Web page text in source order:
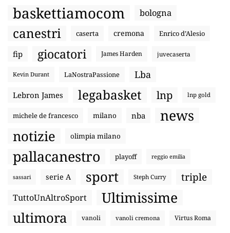
baskettiamocom bologna
canestri caserta cremona Enrico d’Alesio
fip giocatori James Harden juvecaserta
Kevin Durant LaNostraPassione Lba
Lebron James legabasket lnp lnp gold
michele de francesco milano nba news
notizie olimpia milano
pallacanestro playoff reggio emilia
sassari serie A sport Steph Curry triple
TuttoUnAltroSport Ultimissime
ultimora vanoli vanoli cremona Virtus Roma